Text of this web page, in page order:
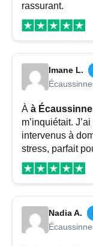
rassurant.
Imane L.
À à
m’inquiétait.
intervenus à
stress, parfait
Nadia A.